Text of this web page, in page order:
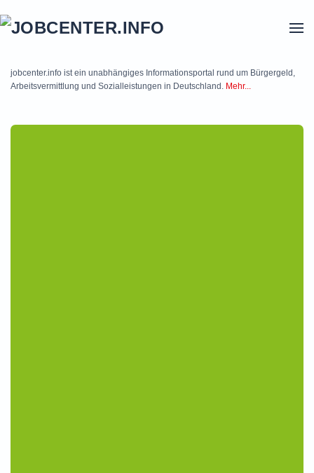
jobcenter.info ist ein unabhängiges Informationsportal rund um Bürgergeld,
Arbeitsvermittlung und Sozialleistungen in Deutschland. Mehr...